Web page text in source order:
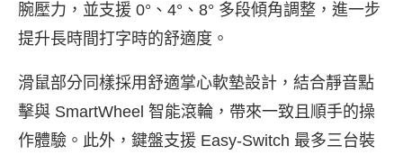
腕壓力，並支援 0°、4°、8° 多段傾角調整，進一步
提升長時間打字時的舒適度。
滑鼠部分同樣採用舒適掌心軟墊設計，結合靜音點
擊與 SmartWheel 智能滾輪，帶來一致且順手的操
作體驗。此外，鍵盤支援 Easy-Switch 最多三台裝